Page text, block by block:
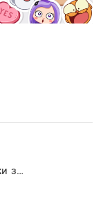
Ваши любимые персонажи зажигают этим летом!